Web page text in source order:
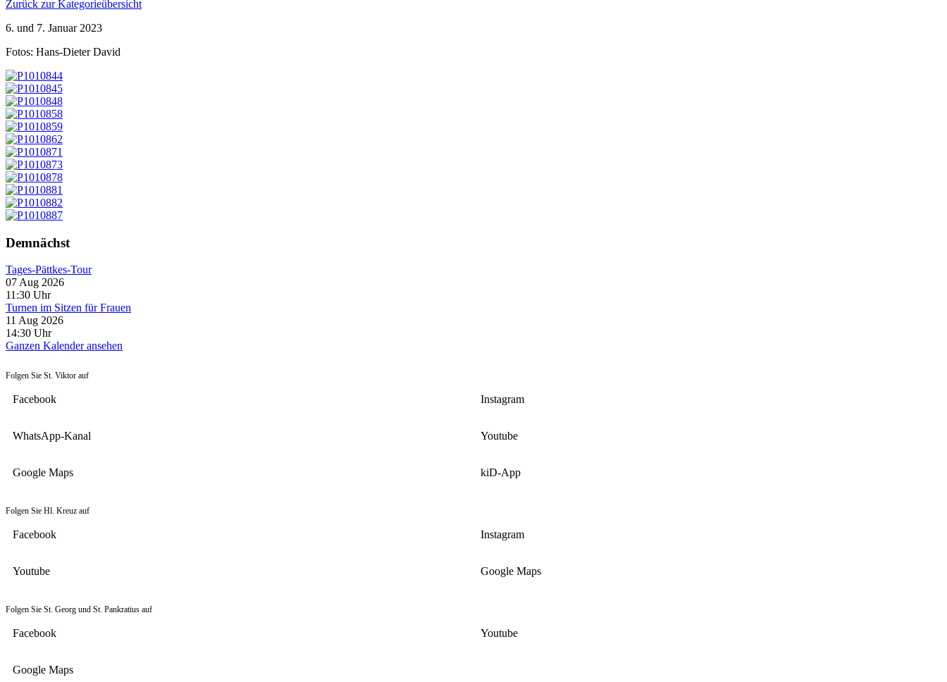
Zurück zur Kategorieübersicht
6. und 7. Januar 2023
Fotos: Hans-Dieter David
Demnächst
Tages-Pättkes-Tour
07 Aug 2026
11:30 Uhr
Turnen im Sitzen für Frauen
11 Aug 2026
14:30 Uhr
Ganzen Kalender ansehen
Folgen Sie St. Viktor auf
Facebook Instagram
WhatsApp-Kanal Youtube
Google Maps kiD-App
Folgen Sie Hl. Kreuz auf
Facebook Instagram
Youtube Google Maps
Folgen Sie St. Georg und St. Pankratius auf
Facebook Youtube
Google Maps